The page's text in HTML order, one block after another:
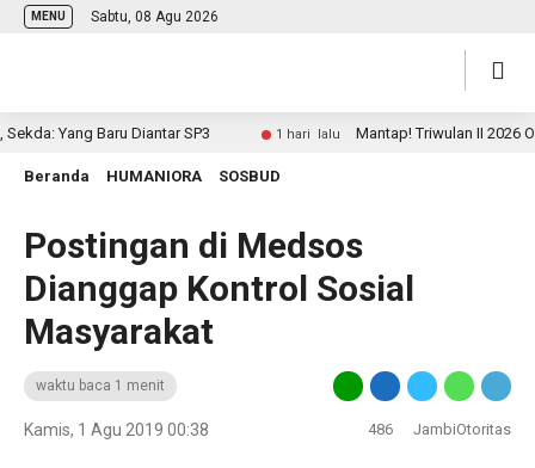
MENU Sabtu, 08 Agu 2026
Yang Baru Diantar SP3 1 hari lalu Mantap! Triwulan II 2026
Beranda HUMANIORA SOSBUD
Postingan di Medsos
Dianggap Kontrol Sosial
Masyarakat
waktu baca 1 menit
Kamis, 1 Agu 2019 00:38 486 JambiOtoritas